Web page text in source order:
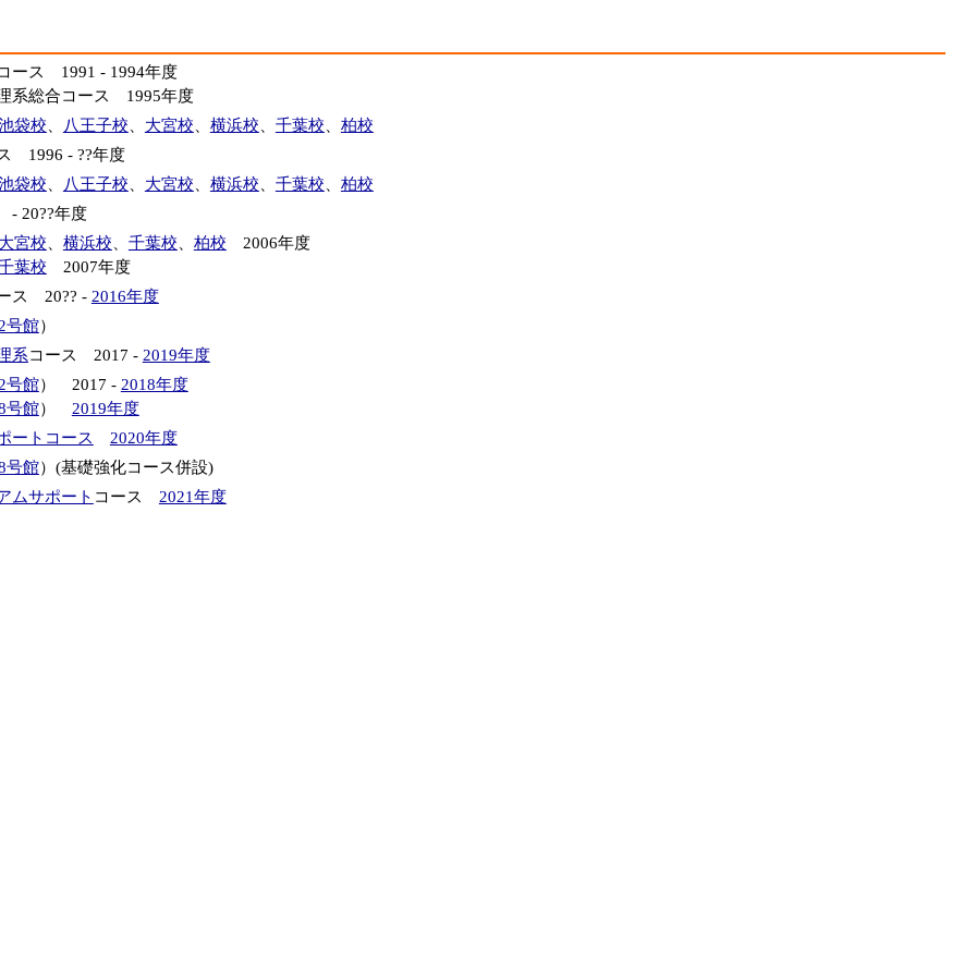
ース 1991 - 1994年度
系総合コース 1995年度
袋校、 八王子校、 大宮校、 横浜校、 千葉校、 柏校
1996 - ??年度
袋校、 八王子校、 大宮校、 横浜校、 千葉校、 柏校
- 20??年度
大宮校、 横浜校、 千葉校、 柏校 2006年度
葉校 2007年度
ス 20?? - 2016年度
号館）
系コース 2017 - 2019年度
号館） 2017 - 2018年度
号館） 2019年度
ートコース
2020年度
号館）(基礎強化コース併設)
ムサポート コース 2021年度